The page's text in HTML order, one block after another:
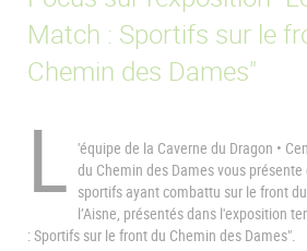
Match : Sportifs sur le
Chemin des Dames"
L 'équipe de la Caverne du Dragon •
du Chemin des Dames vous
sportifs ayant combattu sur le front
l’Aisne, présentés dans l'exposition
: Sportifs sur le front du Chemin des Dames".